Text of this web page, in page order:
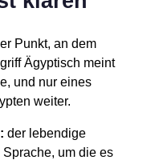
Punkt, an dem
Ägyptisch meint
und nur eines
weiter.
der lebendige
um die es